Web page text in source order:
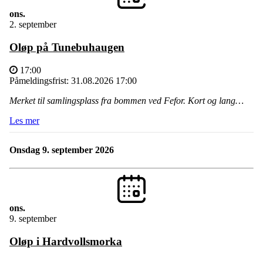
ons.
2. september
Oløp på Tunebuhaugen
17:00
Påmeldingsfrist: 31.08.2026 17:00
Merket til samlingsplass fra bommen ved Fefor. Kort og lang…
Les mer
onsdag 9. september 2026
ons.
9. september
Oløp i Hardvollsmorka